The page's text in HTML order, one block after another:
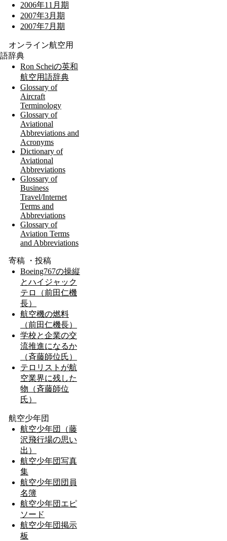
2006年11月期
2007年3月期
2007年7月期
オンライン航空用
語辞典
Ron Scheiの英和
航空用語辞典
Glossary of
Aircraft
Terminology
Glossary of
Aviational
Abbreviations and
Acronyms
Dictionary of
Aviational
Abbreviations
Glossary of
Business
Travel/Internet
Terms and
Abbreviations
Glossary of
Aviation Terms
and Abbreviations
寄稿 ・投稿
Boeing767の操縦
とハイジャック
テロ（前田仁機
長）
航空機の燃料
（前田仁機長）
学校と企業の交
流推進になるか
（斉藤師位氏）
テロリストが航
空業界に残した
物（斉藤師位
氏）
航空少年団
航空少年団（藤
沢飛行場の思い
出）
航空少年団写真
集
航空少年団団員
名簿
航空少年団エピ
ソード
航空少年団掲示
板